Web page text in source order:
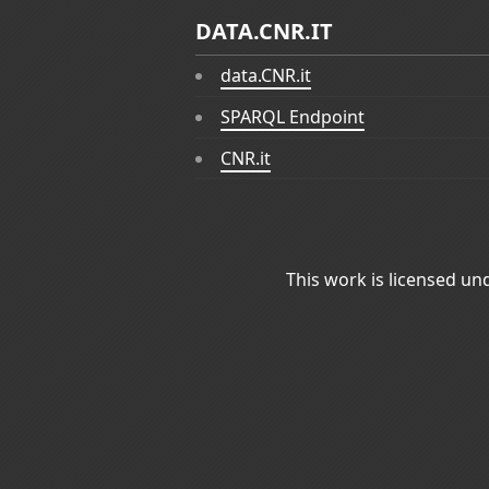
DATA.CNR.IT
data.CNR.it
SPARQL Endpoint
CNR.it
This work is licensed